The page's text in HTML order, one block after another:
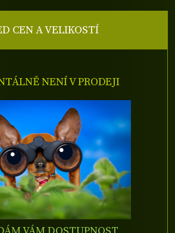
CEN A VELIKOSTÍ
NENÍ V PRODEJI